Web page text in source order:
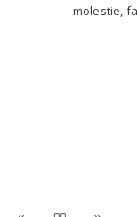
molestie,